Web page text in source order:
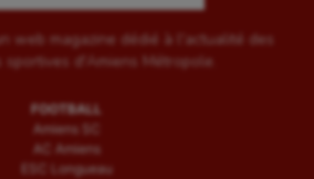
web magazine dédié à l'actualité des
sportives d'Amiens Métropole.
FOOTBALL
Amiens SC
AC Amiens
ESC Longueau